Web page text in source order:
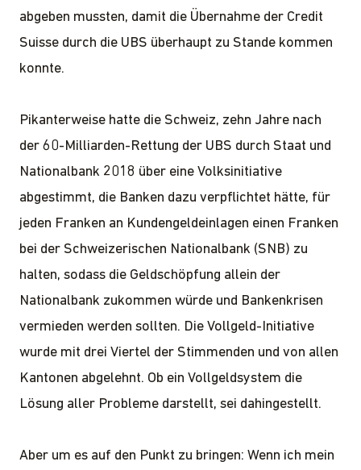
abgeben mussten, damit die Übernahme der Credit
Suisse durch die UBS überhaupt zu Stande kommen
konnte.
Pikanterweise hatte die Schweiz, zehn Jahre nach
der 60-Milliarden-Rettung der UBS durch Staat und
Nationalbank 2018 über eine Volksinitiative
abgestimmt, die Banken dazu verpflichtet hätte, für
jeden Franken an Kundengeldeinlagen einen Franken
bei der Schweizerischen Nationalbank (SNB) zu
halten, sodass die Geldschöpfung allein der
Nationalbank zukommen würde und Bankenkrisen
vermieden werden sollten. Die Vollgeld-Initiative
wurde mit drei Viertel der Stimmenden und von allen
Kantonen abgelehnt. Ob ein Vollgeldsystem die
Lösung aller Probleme darstellt, sei dahingestellt.
Aber um es auf den Punkt zu bringen: Wenn ich mein